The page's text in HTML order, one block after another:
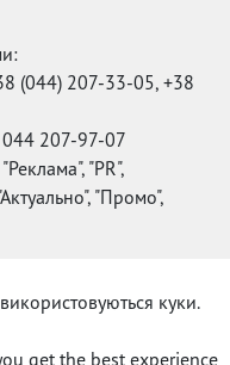
(044) 207-33-05, +38
044 207-97-07
"PR",
"Промо",
куки.
get the best experience